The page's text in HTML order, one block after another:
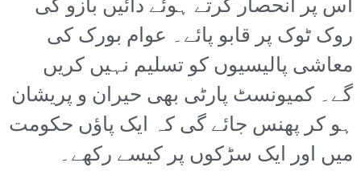
اس پر انحصار کرتے ہوئے دائیں بازو کی
روک ٹوک پر قابو پائے۔ عوام بورک کی
معاشی پالیسیوں کو تسلیم نہیں کریں
گے۔ کمیونسٹ پارٹی بھی حیران و پریشان
ہو کر پھنس جائے گی کہ ایک پاؤں حکومت
میں اور ایک سڑکوں پر کیسے رکھے۔